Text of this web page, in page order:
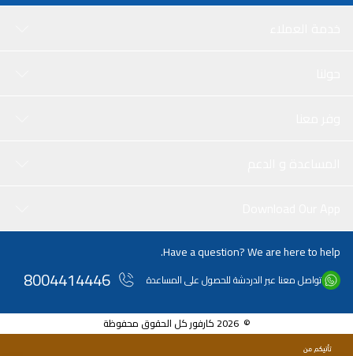
Have a question? We are here to help.
تواصل معنا عبر الدردشة للحصول على المساعدة 8004414446
© 2026 كارفور كل الحقوق محفوظة